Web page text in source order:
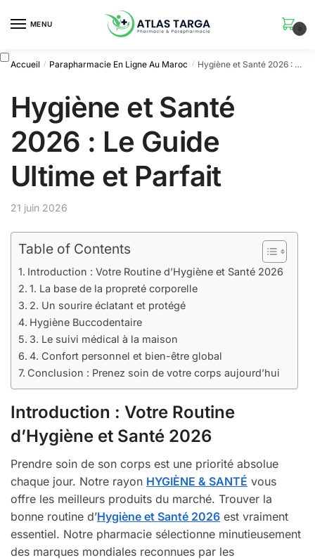
MENU
0
Accueil / Parapharmacie En Ligne Au Maroc / Hygiène et Santé 2026 : Le Guide Ultime et Parfait
Hygiène et Santé
2026 : Le Guide
Ultime et Parfait
21 juin 2026
Table of Contents
Introduction : Votre Routine d’Hygiène et Santé 2026
1. La base de la propreté corporelle
2. Un sourire éclatant et protégé
Hygiène Buccodentaire
3. Le suivi médical à la maison
4. Confort personnel et bien-être global
Conclusion : Prenez soin de votre corps aujourd’hui
Introduction : Votre Routine
d’Hygiène et Santé 2026
Prendre soin de son corps est une priorité absolue
chaque jour. Notre rayon HYGIÈNE & SANTÉ vous
offre les meilleurs produits du marché. Trouver la
bonne routine d’Hygiène et Santé 2026 est vraiment
essentiel. Notre pharmacie sélectionne minutieusement
des marques mondiales reconnues par les